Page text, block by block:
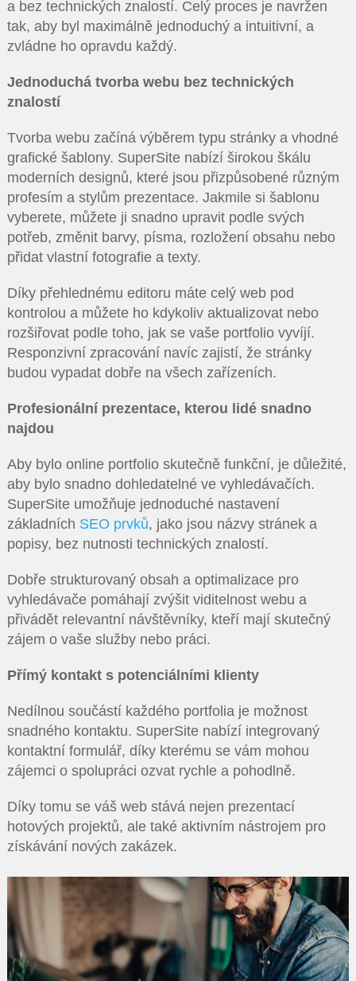
a bez technických znalostí. Celý proces je navržen
tak, aby byl maximálně jednoduchý a intuitivní, a
zvládne ho opravdu každý.
Jednoduchá tvorba webu bez technických
znalostí
Tvorba webu začíná výběrem typu stránky a vhodné
grafické šablony. SuperSite nabízí širokou škálu
moderních designů, které jsou přizpůsobené různým
profesím a stylům prezentace. Jakmile si šablonu
vyberete, můžete ji snadno upravit podle svých
potřeb, změnit barvy, písma, rozložení obsahu nebo
přidat vlastní fotografie a texty.
Díky přehlednému editoru máte celý web pod
kontrolou a můžete ho kdykoliv aktualizovat nebo
rozšiřovat podle toho, jak se vaše portfolio vyvíjí.
Responzivní zpracování navíc zajistí, že stránky
budou vypadat dobře na všech zařízeních.
Profesionální prezentace, kterou lidé snadno
najdou
Aby bylo online portfolio skutečně funkční, je důležité,
aby bylo snadno dohledatelné ve vyhledávačích.
SuperSite umožňuje jednoduché nastavení
základních SEO prvků, jako jsou názvy stránek a
popisy, bez nutnosti technických znalostí.
Dobře strukturovaný obsah a optimalizace pro
vyhledávače pomáhají zvýšit viditelnost webu a
přivádět relevantní návštěvníky, kteří mají skutečný
zájem o vaše služby nebo práci.
Přímý kontakt s potenciálními klienty
Nedílnou součástí každého portfolia je možnost
snadného kontaktu. SuperSite nabízí integrovaný
kontaktní formulář, díky kterému se vám mohou
zájemci o spolupráci ozvat rychle a pohodlně.
Díky tomu se váš web stává nejen prezentací
hotových projektů, ale také aktivním nástrojem pro
získávání nových zakázek.